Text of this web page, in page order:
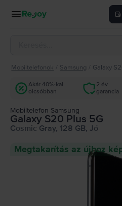
Mobiltelefonok Samsung Galaxy
Akár 40%-kal
olcsóbban
2 év
garancia
Mobiltelefon Samsung
Galaxy S20 Plus 5G
Cosmic Gray, 128 GB, Jó
Megtakarítás az újhoz